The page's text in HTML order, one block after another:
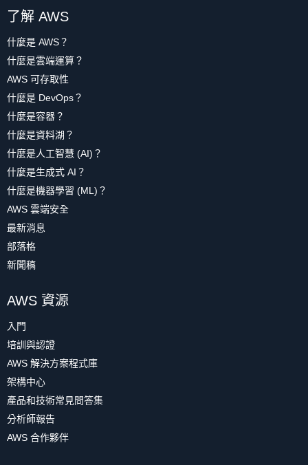
了解 AWS
什麼是 AWS？
什麼是雲端運算？
AWS 可存取性
什麼是 DevOps？
什麼是容器？
什麼是資料湖？
什麼是人工智慧 (AI)？
什麼是生成式 AI？
什麼是機器學習 (ML)？
AWS 雲端安全
最新消息
部落格
新聞稿
AWS 資源
入門
培訓與認證
AWS 解決方案程式庫
架構中心
產品和技術常見問答集
分析師報告
AWS 合作夥伴